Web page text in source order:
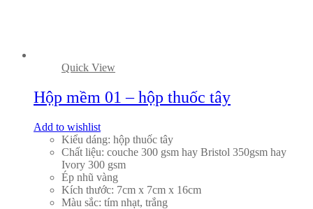
Quick View
Hộp mềm 01 – hộp thuốc tây
Add to wishlist
Kiểu dáng: hộp thuốc tây
Chất liệu: couche 300 gsm hay Bristol 350gsm hay
Ivory 300 gsm
Ép nhũ vàng
Kích thước: 7cm x 7cm x 16cm
Màu sắc: tím nhạt, trắng